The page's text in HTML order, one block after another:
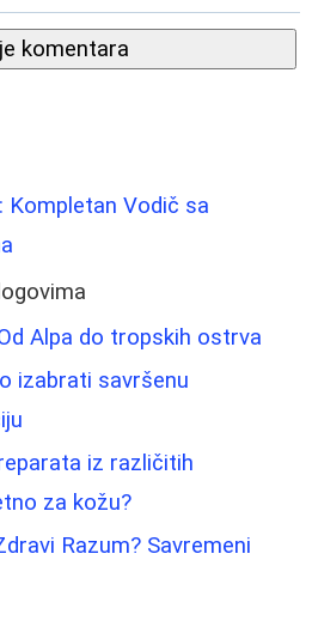
komentara
Kompletan Vodič sa
Alpa do tropskih ostrva
izabrati savršenu
iz različitih
za kožu?
Razum? Savremeni